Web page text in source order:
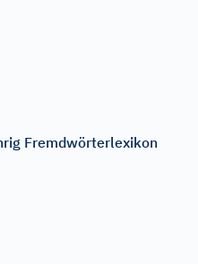
Fremdwörterlexikon